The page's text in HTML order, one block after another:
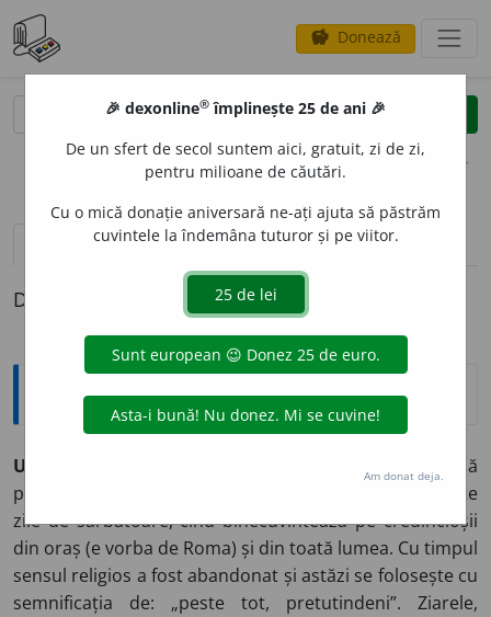
savings Donează
clear
opțiuni
definiții (1)
Definiția cu ID-ul 1331549:
Expresii și citate
Urbi et orbi
(lat. „În oraș și în lume”) – formulă
pontificală, care însoțește rugăciunea papei, în anumite
zile de sărbătoare, cînd binecuvîntează pe credincioșii
din oraș (e vorba de Roma) și din toată lumea. Cu timpul
sensul religios a fost abandonat și astăzi se folosește cu
semnificația de: „peste tot, pretutindeni”. Ziarele,
🎉 dexonline® împlinește 25 de ani 🎉
De un sfert de secol suntem aici, gratuit, zi de zi,
pentru milioane de căutări.
Cu o mică donație aniversară ne-ați ajuta să păstrăm
cuvintele la îndemâna tuturor și pe viitor.
Am donat deja.